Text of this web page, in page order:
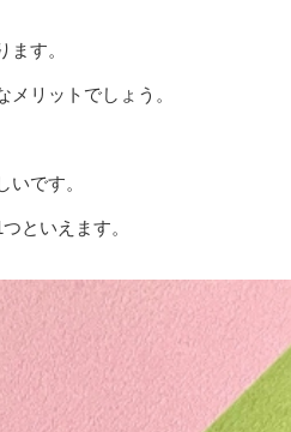
す。
リットでしょう。
です。
といえます。